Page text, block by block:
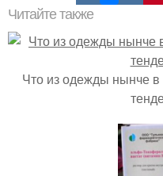
Читайте также
Что из одежды нынче